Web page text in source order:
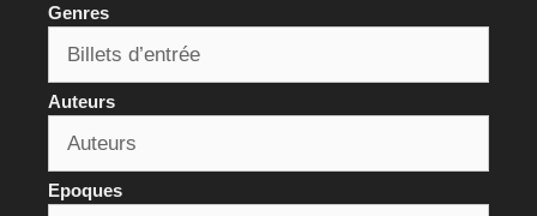
Genres
Auteurs
Epoques